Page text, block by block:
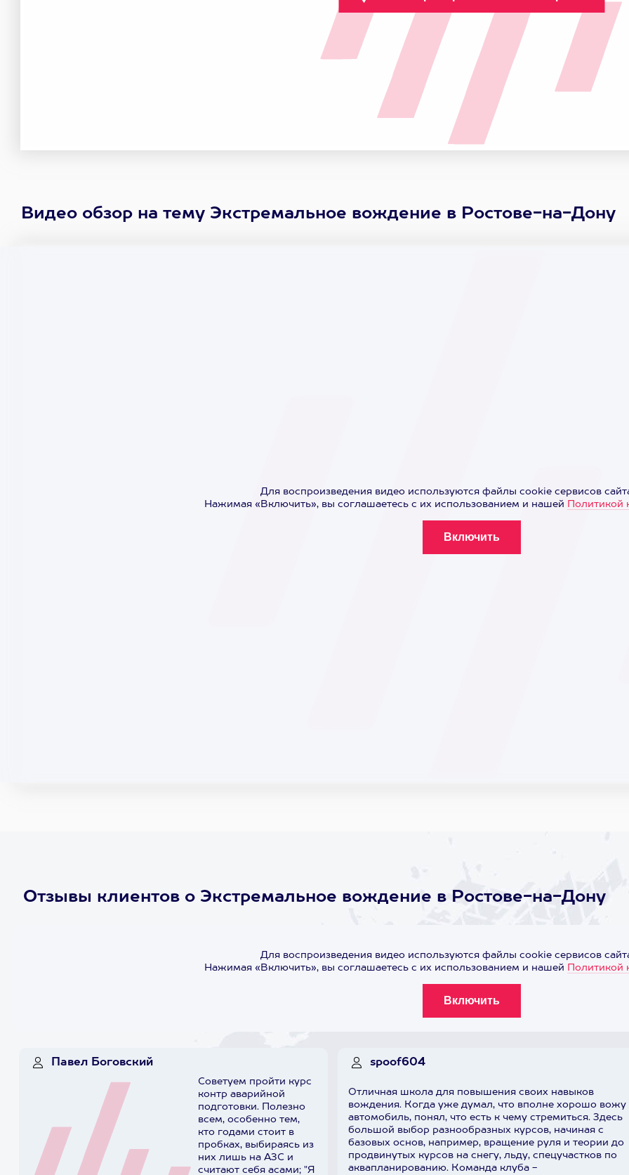
Видео обзор на тему Экстремальное вождение в Ростове-на-Дону
Для воспроизведения видео используются файлы cookie сервисов
Нажимая «Включить», вы соглашаетесь с их использованием и нашей Политикой
Отзывы клиентов о Экстремальное вождение в Ростове-на-Дону
Для воспроизведения видео используются файлы cookie сервисов
Нажимая «Включить», вы соглашаетесь с их использованием и нашей Политикой
Павел Боговский
Советуем пройти курс
контр аварийной
подготовки. Полезно
всем, особенно тем,
кто годами стоит в
пробках, выбираясь из
них лишь на АЗС и
считают себя асами; "Я
spoof604
Отличная школа для повышения своих навыков
вождения. Когда уже думал, что вполне хорошо вожу
автомобиль, понял, что есть к чему стремиться. Здесь
большой выбор разнообразных курсов, начиная с
базовых основ, например, вращение руля и теории до
продвинутых курсов на снегу, льду, спецучастков по
аквапланированию. Команда клуба -